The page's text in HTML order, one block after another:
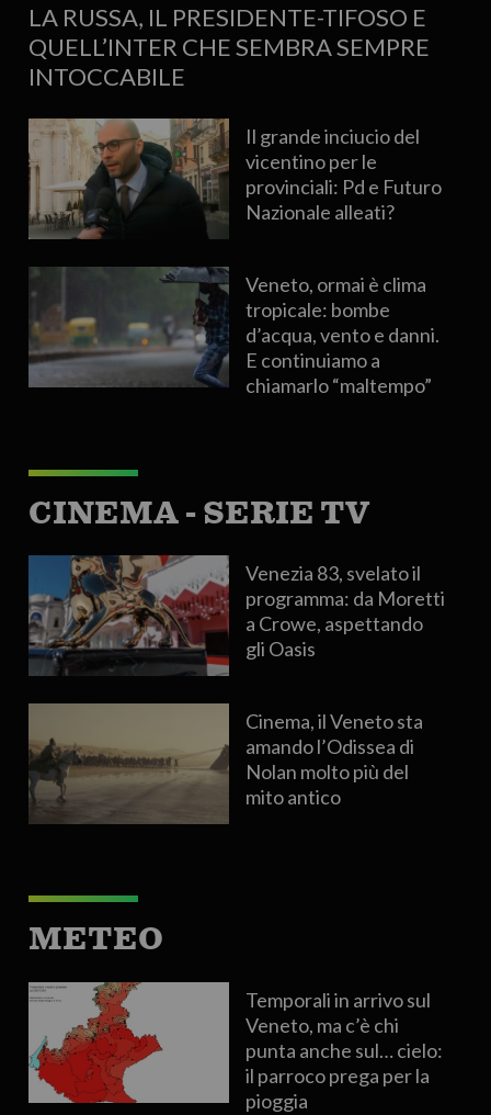
LA RUSSA, IL PRESIDENTE-TIFOSO E
QUELL’INTER CHE SEMBRA SEMPRE
INTOCCABILE
Il grande inciucio del
vicentino per le
provinciali: Pd e Futuro
Nazionale alleati?
Veneto, ormai è clima
tropicale: bombe
d’acqua, vento e danni.
E continuiamo a
chiamarlo “maltempo”
CINEMA - SERIE TV
Venezia 83, svelato il
programma: da Moretti
a Crowe, aspettando
gli Oasis
Cinema, il Veneto sta
amando l’Odissea di
Nolan molto più del
mito antico
METEO
Temporali in arrivo sul
Veneto, ma c’è chi
punta anche sul… cielo:
il parroco prega per la
pioggia